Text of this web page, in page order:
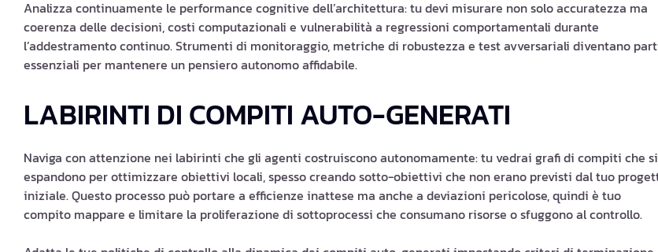
Analizza continuamente le performance cognitive dell’architettura: tu devi misurare non solo accuratezza ma
coerenza delle decisioni, costi computazionali e vulnerabilità a regressioni comportamentali durante
l’addestramento continuo. Strumenti di monitoraggio, metriche di robustezza e test avversariali diventano
essenziali per mantenere un pensiero autonomo affidabile.
LABIRINTI DI COMPITI AUTO-GENERATI
Naviga con attenzione nei labirinti che gli agenti costruiscono autonomamente: tu vedrai grafi di compiti che si
espandono per ottimizzare obiettivi locali, spesso creando sotto-obiettivi che non erano previsti dal tuo
iniziale. Questo processo può portare a efficienze inattese ma anche a deviazioni pericolose, quindi è tuo
compito mappare e limitare la proliferazione di sottoprocessi che consumano risorse o sfuggono al controllo.